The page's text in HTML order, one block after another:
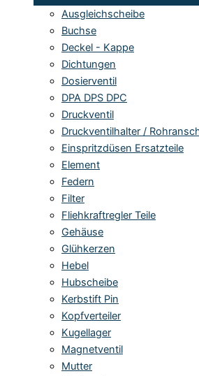
Ausgleichscheibe
Buchse
Deckel - Kappe
Dichtungen
Dosierventil
DPA DPS DPC
Druckventil
Druckventilhalter /
Einspritzdüsen Ersatzteile
Element
Federn
Filter
Fliehkraftregler Teile
Gehäuse
Glühkerzen
Hebel
Hubscheibe
Kerbstift Pin
Kopfverteiler
Kugellager
Magnetventil
Mutter